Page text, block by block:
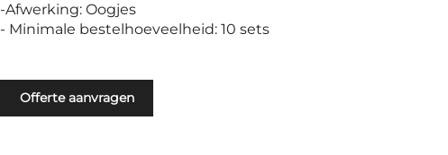
-Afwerking: Oogjes
- Minimale bestelhoeveelheid: 10 sets
Offerte aanvragen